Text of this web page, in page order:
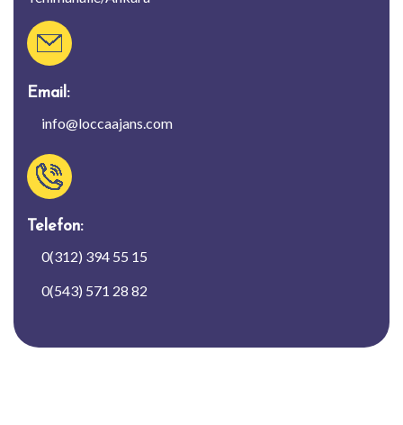
Email:
info@loccaajans.com
Telefon:
0(312) 394 55 15
0(543) 571 28 82